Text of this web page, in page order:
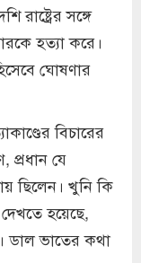
রাষ্ট্রের সঙ্গে
হত্যা করে।
ঘোষণার
বিচারের
প্রধান যে
ছিলেন। খুনি কি
হয়েছে,
ডাল ভাতের কথা